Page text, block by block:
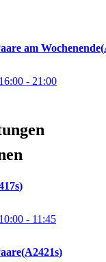
am Wochenende
16:00 - 21:00
10:00 - 11:45
A2421s